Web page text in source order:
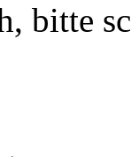
bitte